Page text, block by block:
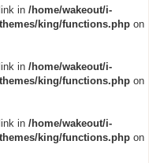
in /home/wakeout/i-
king/functions.php on
in /home/wakeout/i-
king/functions.php on
in /home/wakeout/i-
king/functions.php on